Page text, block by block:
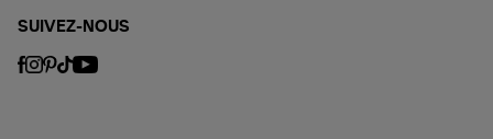
SUIVEZ-NOUS